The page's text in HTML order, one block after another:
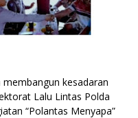
kesadaran
Lalu Lintas Polda
“Polantas Menyapa”